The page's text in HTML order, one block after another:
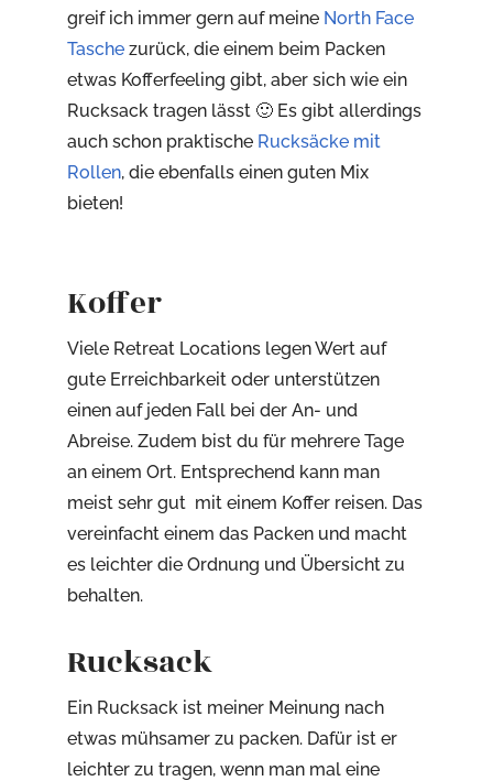
greif ich immer gern auf meine North Face
Taschezurück, die einem beim Packen
etwas Kofferfeeling gibt, aber sich wie ein
Rucksack tragen lässt 🙂 Es gibt allerdings
auch schon praktische Rucksäcke mit
Rollen, die ebenfalls einen guten Mix
bieten!
Koffer
Viele Retreat Locations legen Wert auf
gute Erreichbarkeit oder unterstützen
einen auf jeden Fall bei der An- und
Abreise. Zudem bist du für mehrere Tage
an einem Ort. Entsprechend kann man
meist sehr gut mit einem Koffer reisen. Das
vereinfacht einem das Packen und macht
es leichter die Ordnung und Übersicht zu
behalten.
Rucksack
Ein Rucksack ist meiner Meinung nach
etwas mühsamer zu packen. Dafür ist er
leichter zu tragen, wenn man mal eine